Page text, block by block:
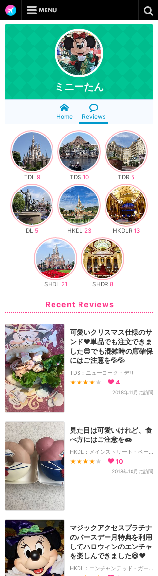
ミニーたん
Home Reviews
TDL 9 TDS 10 TDR 5
DL 5 HKDL 23 HKDLR 13
SHDL 21 SHDR 8
Recent Reviews
可愛いクリスマス仕様のサ
ンド♥️単品でも注文できま
した😊でも混雑時の席確保
にはご注意を💦💦
TDS：ニューヨーク・デリ
★★★★ ★ 4
2018年11月に訪問
見た目は可愛いけれど、食
べ方にはご注意を🍩
HKDL：メインストリート・ベーカリー
★★★★ ★ 10
2018年10月に訪問
マジックアクセスプラチナ
のバースデー月特典を利用
してハロウィンのエンチャ
を楽しんできました😆♥️
HKDL：エンチャンテッド・ガーデン・レストラン